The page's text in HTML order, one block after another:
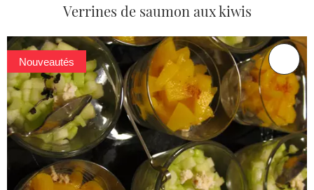
Verrines de saumon aux kiwis
Nouveautés